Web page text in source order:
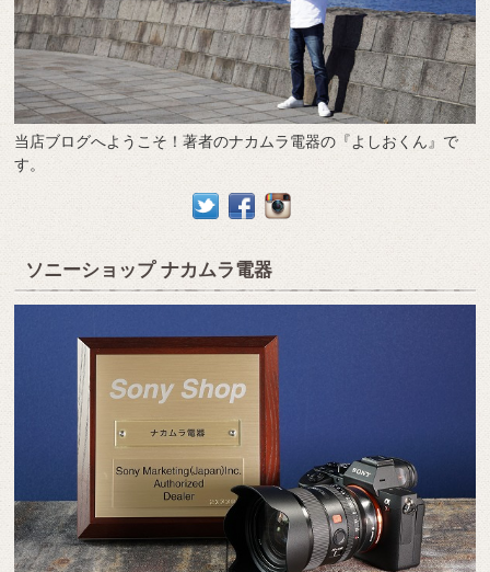
当店ブログへようこそ！著者のナカムラ電器の『よしおくん』で
す。
ソニーショップ ナカムラ電器